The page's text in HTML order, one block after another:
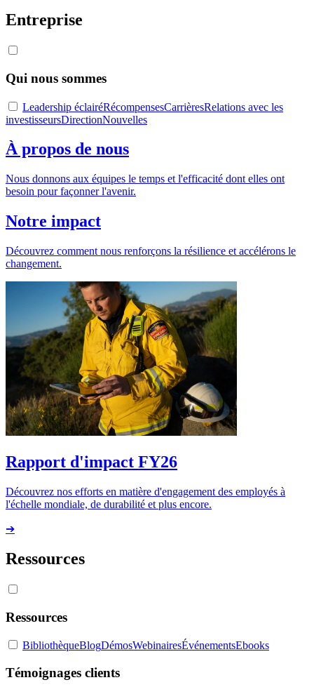
Entreprise
Qui nous sommes
Leadership éclairéRécompensesCarrièresRelations avec les
investisseursDirectionNouvelles
À propos de nous
Nous donnons aux équipes le temps et l'efficacité dont elles ont
besoin pour façonner l'avenir.
Notre impact
Découvrez comment nous renforçons la résilience et accélérons le
changement.
Rapport d'impact FY26
Découvrez nos efforts en matière d'engagement des employés à
l'échelle mondiale, de durabilité et plus encore.
➔
Ressources
Ressources
BibliothèqueBlogDémosWebinairesÉvénementsEbooks
Témoignages clients